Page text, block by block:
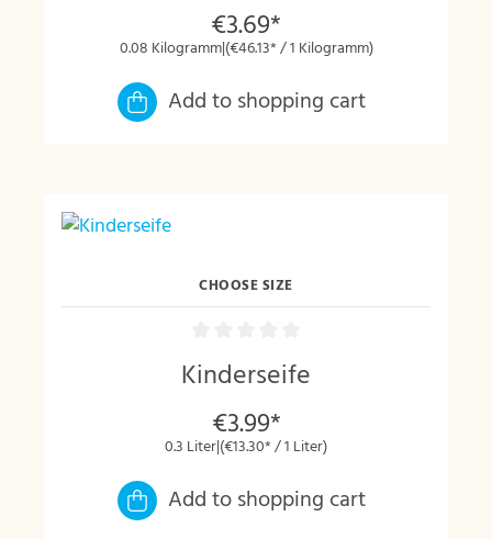
€3.69*
0.08 Kilogramm|(€46.13* / 1 Kilogramm)
Add to shopping cart
CHOOSE SIZE
Kinderseife
€3.99*
0.3 Liter|(€13.30* / 1 Liter)
Add to shopping cart